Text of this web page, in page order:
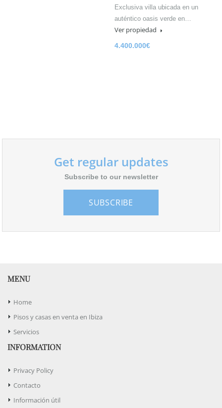
Exclusiva villa ubicada en un
auténtico oasis verde en…
Ver propiedad
4.400.000€
Get regular updates
Subscribe to our newsletter
SUBSCRIBE
MENU
Home
Pisos y casas en venta en Ibiza
Servicios
INFORMATION
Privacy Policy
Contacto
Información útil